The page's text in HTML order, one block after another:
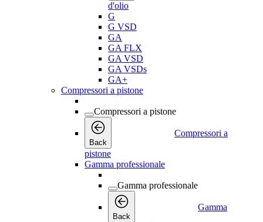
d'olio
G
G VSD
GA
GA FLX
GA VSD
GA VSDs
GA+
Compressori a pistone
Compressori a pistone
Back
Compressori a
pistone
Gamma professionale
Gamma professionale
Back
Gamma